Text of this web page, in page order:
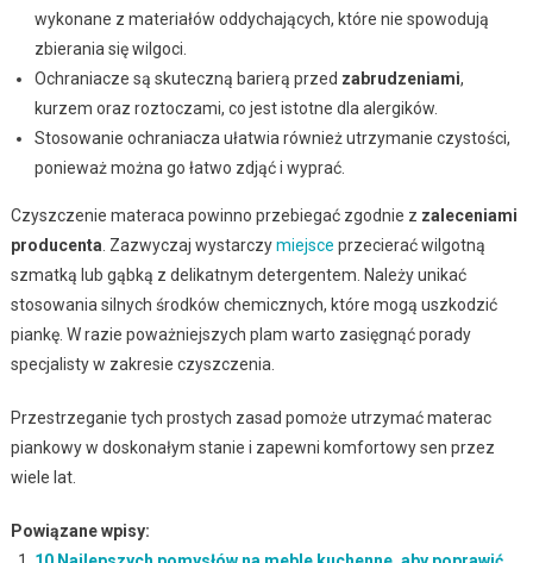
wykonane z materiałów oddychających, które nie spowodują
zbierania się wilgoci.
Ochraniacze są skuteczną barierą przed zabrudzeniami,
kurzem oraz roztoczami, co jest istotne dla alergików.
Stosowanie ochraniacza ułatwia również utrzymanie czystości,
ponieważ można go łatwo zdjąć i wyprać.
Czyszczenie materaca powinno przebiegać zgodnie z zaleceniami
producenta . Zazwyczaj wystarczymiejsce przecierać wilgotną
szmatką lub gąbką z delikatnym detergentem. Należy unikać
stosowania silnych środków chemicznych, które mogą uszkodzić
piankę. W razie poważniejszych plam warto zasięgnąć porady
specjalisty w zakresie czyszczenia.
Przestrzeganie tych prostych zasad pomoże utrzymać materac
piankowy w doskonałym stanie i zapewni komfortowy sen przez
wiele lat.
Powiązane wpisy: